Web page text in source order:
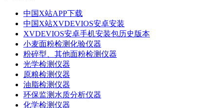
中国X站APP下载
中国X站XVDEVIOS安卓安装
XVDEVIOS安卓手机安装包历史版本
小麦面粉检测化验仪器
粉碎型、其他面粉检测仪器
光学检测仪器
原粮检测仪器
油脂检测仪器
环保监测水质分析仪器
化学检测仪器